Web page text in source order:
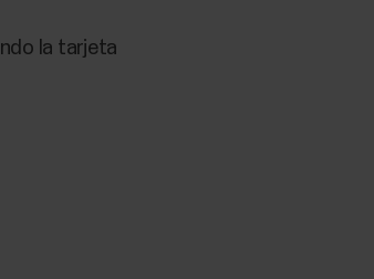
la tarjeta